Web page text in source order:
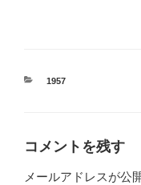
カ
1957
コメントを残す
メールアドレスが公